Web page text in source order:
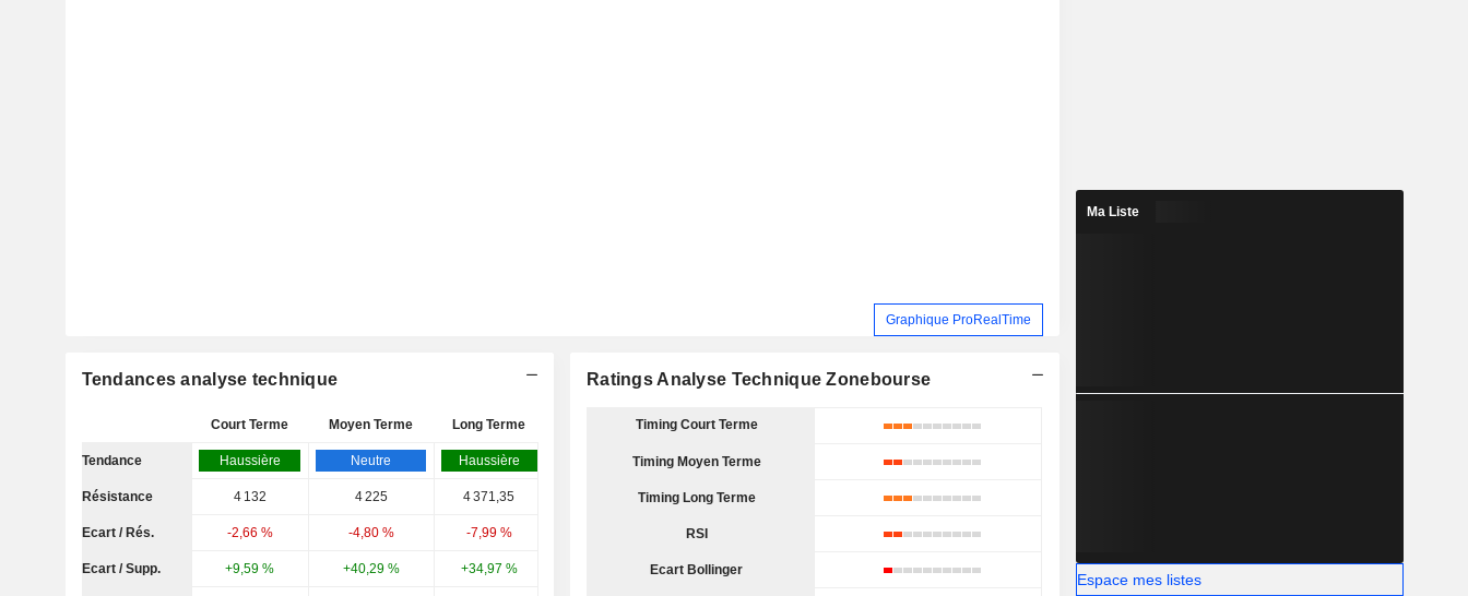
Graphique ProRealTime
Tendances analyse technique
Court Terme Moyen Terme Long Terme
Tendance Haussière Neutre Haussière
Résistance 4 132 4 225 4 371,35
Ecart / Rés. -2,66 % -4,80 % -7,99 %
Ecart / Supp. +9,59 % +40,29 % +34,97 %
Ratings Analyse Technique Zonebourse
Timing Court Terme
Timing Moyen Terme
Timing Long Terme
RSI
Ecart Bollinger
Ma Liste
Espace mes listes